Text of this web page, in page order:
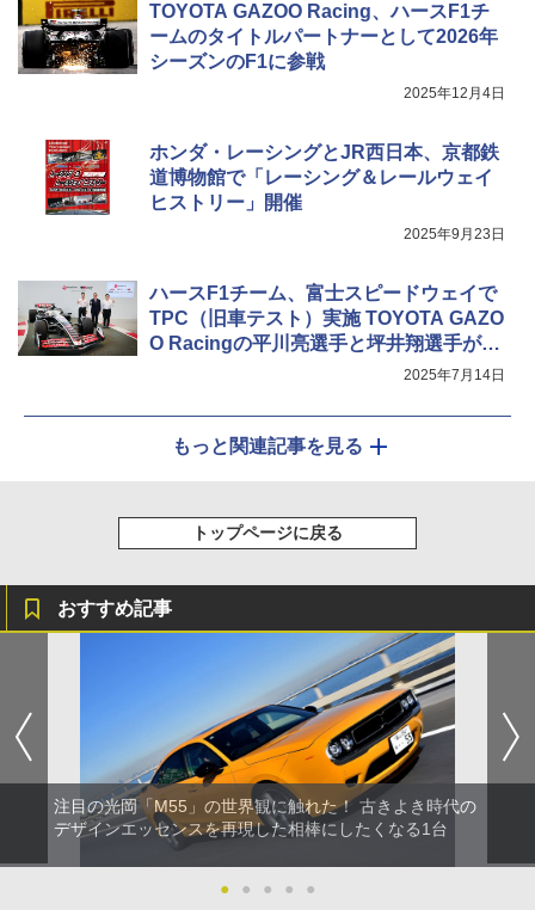
TOYOTA GAZOO Racing、ハースF1チ
ームのタイトルパートナーとして2026年
シーズンのF1に参戦
2025年12月4日
ホンダ・レーシングとJR西日本、京都鉄
道博物館で「レーシング＆レールウェイ
ヒストリー」開催
2025年9月23日
ハースF1チーム、富士スピードウェイで
TPC（旧車テスト）実施 TOYOTA GAZO
O Racingの平川亮選手と坪井翔選手が参
2025年7月14日
もっと関連記事を見る
トップページに戻る
おすすめ記事
注目の光岡「M55」の世界観に触れた！ 古きよき時代の
デザインエッセンスを再現した相棒にしたくなる1台
● ● ● ● ●